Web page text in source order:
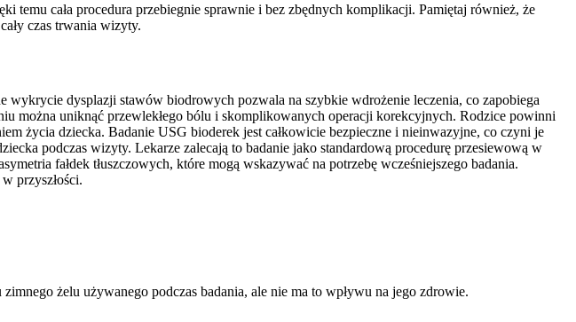
temu cała procedura przebiegnie sprawnie i bez zbędnych komplikacji. Pamiętaj również, że
czas trwania wizyty.
dysplazji stawów biodrowych pozwala na szybkie wdrożenie leczenia, co zapobiega
można uniknąć przewlekłego bólu i skomplikowanych operacji korekcyjnych. Rodzice powinni
życia dziecka. Badanie USG bioderek jest całkowicie bezpieczne i nieinwazyjne, co czyni je
podczas wizyty. Lekarze zalecają to badanie jako standardową procedurę przesiewową w
fałdek tłuszczowych, które mogą wskazywać na potrzebę wcześniejszego badania.
przyszłości.
żelu używanego podczas badania, ale nie ma to wpływu na jego zdrowie.